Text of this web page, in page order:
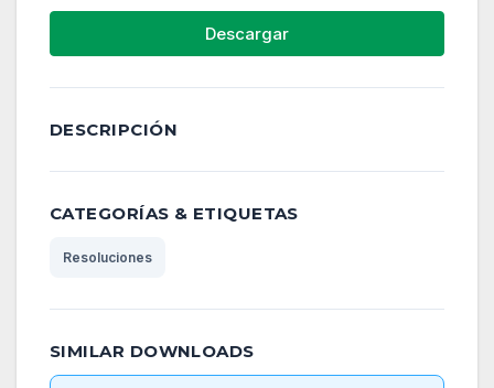
Descargar
DESCRIPCIÓN
CATEGORÍAS & ETIQUETAS
Resoluciones
SIMILAR DOWNLOADS